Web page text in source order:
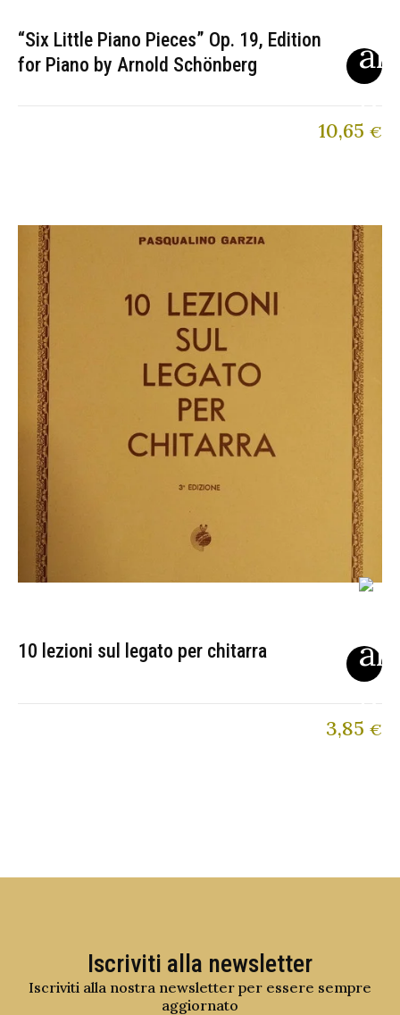
“Six Little Piano Pieces” Op. 19, Edition
for Piano by Arnold Schönberg
10,65 €
10 lezioni sul legato per chitarra
3,85 €
Iscriviti alla newsletter
Iscriviti alla nostra newsletter per essere sempre
aggiornato